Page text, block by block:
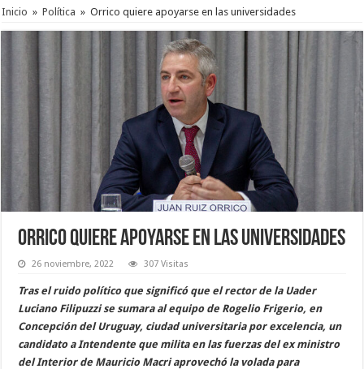
Inicio » Política » Orrico quiere apoyarse en las universidades
Orrico quiere apoyarse en las universidades
26 noviembre, 2022 307 Visitas
Tras el ruido político que significó que el rector de la Uader
Luciano Filipuzzi se sumara al equipo de Rogelio Frigerio, en
Concepción del Uruguay, ciudad universitaria por excelencia, un
candidato a Intendente que milita en las fuerzas del ex ministro
del Interior de Mauricio Macri aprovechó la volada para